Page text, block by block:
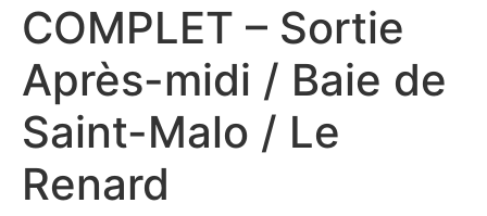
COMPLET – Sortie
Après-midi / Baie de
Saint-Malo / Le
Renard